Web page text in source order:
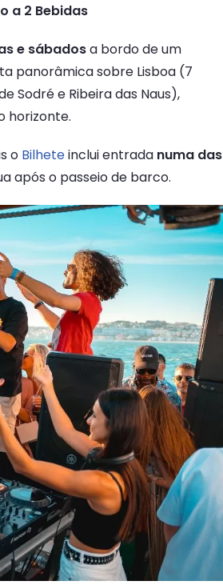
a 2 Bebidas
e sábadosa bordo de um
panorâmica sobre Lisboa (7
Sodré e Ribeira das Naus),
horizonte.
o Bilheteinclui entrada numa das
após o passeio de barco.